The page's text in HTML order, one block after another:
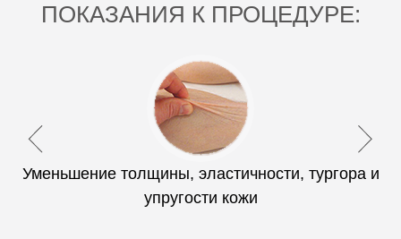
ПОКАЗАНИЯ К ПРОЦЕДУРЕ:
Уменьшение толщины, эластичности, тургора и
упругости кожи